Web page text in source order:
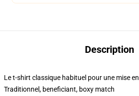
Description
Le t-shirt classique habituel pour une mise en
Traditionnel, beneficiant, boxy match